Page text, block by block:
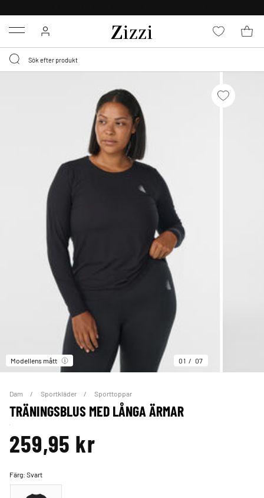
Menu
Modellens mått 01 07
Dam Sportkläder Sporttoppar
TRÄNINGSBLUS MED LÅNGA ÄRMAR
259,95 kr
Färg:Svart